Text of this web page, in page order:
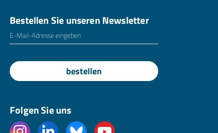
Bestellen Sie unseren Newsletter
E-Mailadresse
bestellen
Folgen Sie uns